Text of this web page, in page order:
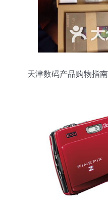
天津数码产品购物指